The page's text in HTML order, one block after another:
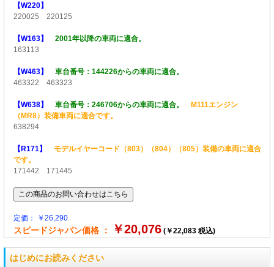
【W220】
220025 220125
【W163】
2001年以降の車両に適合。
163113
【W463】
車台番号：144226からの車両に適合。
463322 463323
【W638】 車台番号：246706からの車両に適合。
M111エンジン
（MR8）装備車両に適合です。
638294
【R171】
モデルイヤーコード（803）（804）（805）装備の車両に適合
です。
171442 171445
定価： ￥26,290
スピードジャパン価格 ： ￥20,076 (￥22,083 税込)
はじめにお読みください